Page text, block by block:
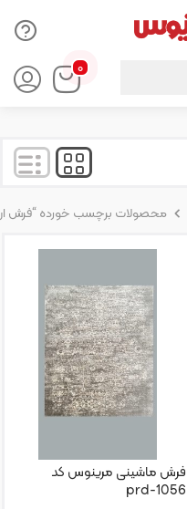
۰
Products
search
محصولات برچسب خورده “فرش
فرش ماشینی مرینوس کد
prd-1056